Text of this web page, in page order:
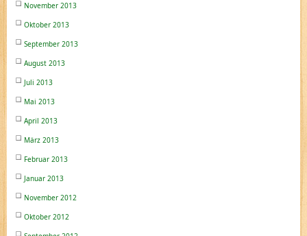
November 2013
Oktober 2013
September 2013
August 2013
Juli 2013
Mai 2013
April 2013
März 2013
Februar 2013
Januar 2013
November 2012
Oktober 2012